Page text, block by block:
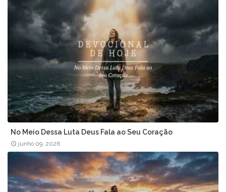
No Meio Dessa Luta Deus Fala ao Seu Coração
junho 09, 2026